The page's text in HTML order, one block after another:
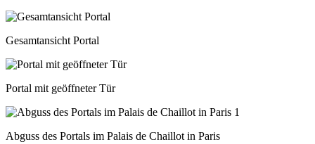
Gesamtansicht Portal
Portal mit geöffneter Tür
Abguss des Portals im Palais de Chaillot in Paris